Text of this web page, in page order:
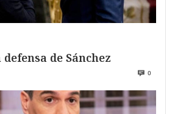
defensa de Sánchez
0